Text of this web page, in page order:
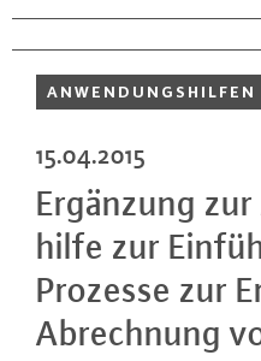
AN­WEN­DUNGS­HIL­FEN
15.04.2015
Ergänzung
hil­fe zur
Prozesse zur
Ab­rech­nung